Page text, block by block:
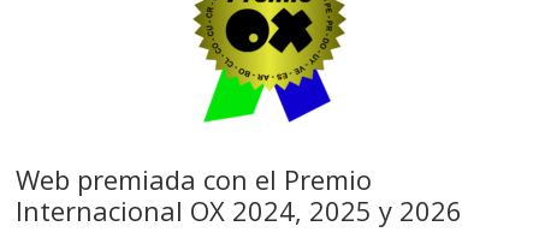
Web premiada con el Premio
Internacional OX 2024, 2025 y 2026